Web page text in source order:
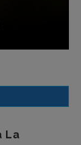
La